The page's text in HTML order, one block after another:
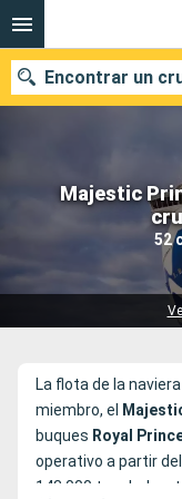
Majestic
52
Encontrar un
Nuestros
Fecha de salida
La flota de la naviera
miembro, el
buques Royal
operativo a partir
143.000 toneladas,